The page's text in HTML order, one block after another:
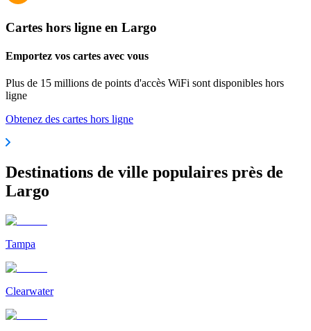
Cartes hors ligne en Largo
Emportez vos cartes avec vous
Plus de 15 millions de points d'accès WiFi sont disponibles hors
ligne
Obtenez des cartes hors ligne
Destinations de ville populaires près de
Largo
Tampa
Clearwater